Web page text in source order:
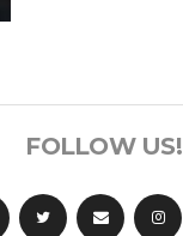
FOLLOW US!